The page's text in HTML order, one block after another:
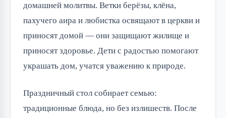
домашней молитвы. Ветки берёзы, клёна,
пахучего аира и любистка освящают в церкви и
приносят домой — они защищают жилище и
приносят здоровье. Дети с радостью помогают
украшать дом, учатся уважению к природе.
Праздничный стол собирает семью:
традиционные блюда, но без излишеств. После